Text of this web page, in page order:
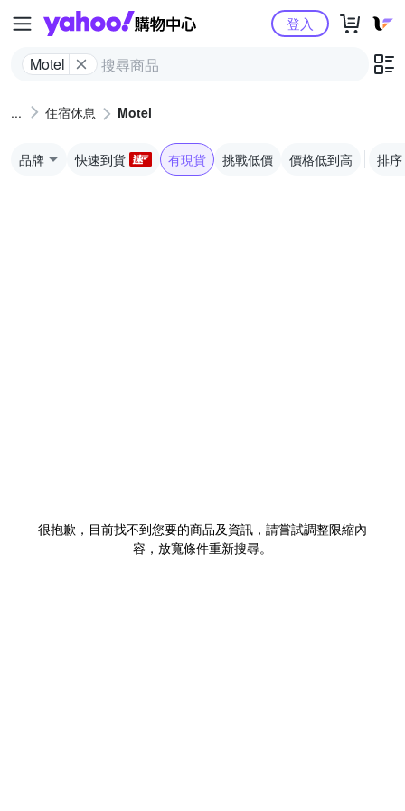
Yahoo購物中心
Motel
登入
住宿休息 Motel
品牌 快速到貨 有現貨 挑戰低價 價格低到高 排序
很抱歉，目前找不到您要的商品及資訊，請嘗試調整限縮內
容，放寬條件重新搜尋。